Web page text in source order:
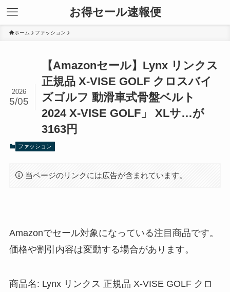
お得セール速報便
ホーム ファッション
【Amazonセール】Lynx リンクス
正規品 X-VISE GOLF クロスバイ
ズゴルフ 動滑車式骨盤ベルト
2024 X-VISE GOLF」 XLサ…が
3163円
2026
5/05
ファッション
当ページのリンクには広告が含まれています。
Amazonでセール対象になっている注目商品です。
価格や割引内容は変動する場合があります。
商品名: Lynx リンクス 正規品 X-VISE GOLF クロ